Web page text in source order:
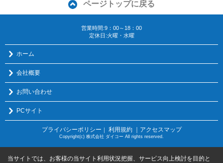
ページトップに戻る
営業時間:9：00～18：00
定休日:火曜・水曜
ホーム
会社概要
お問い合わせ
PCサイト
プライバシーポリシー ｜ 利用規約 ｜アクセスマップ
Copyright(c) 株式会社 ダイコー All rights reserved.
当サイトでは、お客様の当サイト利用状況把握、サービス向上検討を目的と